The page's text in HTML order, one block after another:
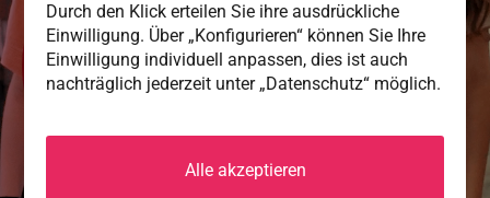
UNSERE NEWS
LETTERN DIREKT ZU
IHNEN
Bleiben Sie mit unserem Newsletter
immer up to date, was unsere Science-
Erlebnisse angeht.
Durch den Klick erteilen Sie ihre ausdrückliche
Einwilligung. Über „Konfigurieren“ können Sie Ihre
Einwilligung individuell anpassen, dies ist auch
nachträglich jederzeit unter „Datenschutz“ möglich.
Alle akzeptieren